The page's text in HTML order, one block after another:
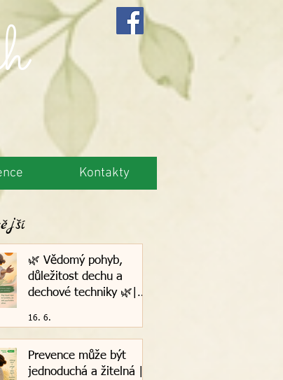
Kontakty
🌿 Vědomý pohyb,
důležitost dechu a
dechové techniky 🌿|
16. 6.
Prevence může být
jednoduchá a žitelná |